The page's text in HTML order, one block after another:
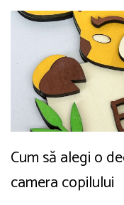
Cum să alegi o
camera copilului